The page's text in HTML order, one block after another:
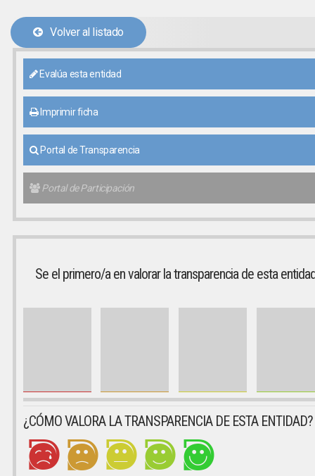
Volver al listado
Evalúa esta entidad
Imprimir ficha
Portal de Transparencia
Portal de Participación
Se el primero/a en valorar la transparencia de esta
¿CÓMO VALORA LA TRANSPARENCIA DE ESTA ENTIDAD?